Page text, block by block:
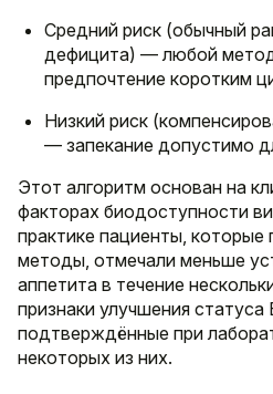
Средний риск (обычный
дефицита) — любой
предпочтение коротким
Низкий риск
— запекание допустимо
Этот алгоритм основан на
факторах биодоступности
практике пациенты,
методы, отмечали меньше
аппетита в течение
признаки улучшения статуса
подтверждённые при
некоторых из них.